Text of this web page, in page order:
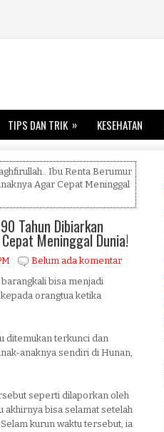
TIPS DAN TRIK » KESEHATAN
Ibu Renta Berumur
Agar Cepat Meninggal
Tahun Dibiarkan
Meninggal Dunia!
Belum ada komentar
bisa menjadi
orangtua ketika
ditemukan terkunci dan
anaknya sendiri di Hunan,
seperti dilaporkan oleh
akhirnya bisa selamat setelah
kurun waktu tersebut, ia